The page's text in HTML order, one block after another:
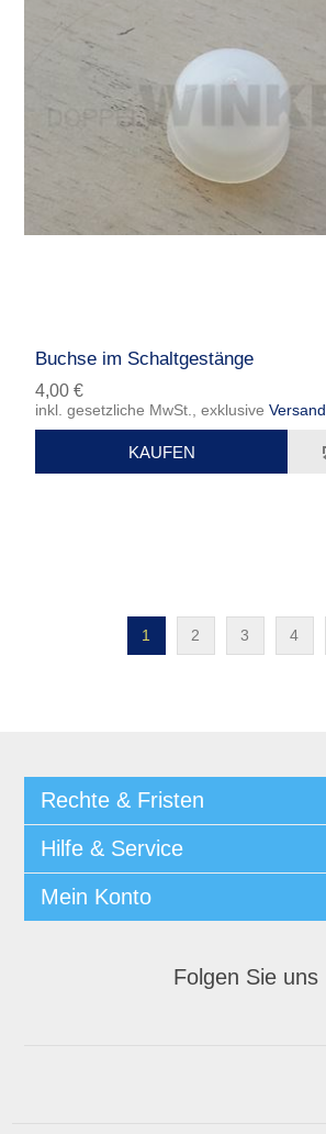
Buchse im Schaltgestänge
4,00 €
inkl. gesetzliche MwSt., exklusiveVersand
1 2 3 4
Rechte & Fristen
Hilfe & Service
Mein Konto
Folgen Sie uns